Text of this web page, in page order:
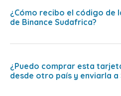
¿Cómo recibo el código de
de Binance Sudafrica?
¿Puedo comprar esta
desde otro país y enviarla a